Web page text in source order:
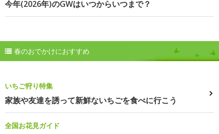
今年(2026年)のGWはいつからいつまで？
春のおでかけにおすすめ
いちご狩り特集
家族や友達を誘って新鮮ないちごを食べに行こう
全国お花見ガイド